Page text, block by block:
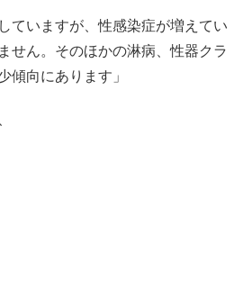
ていますが、性感染症が増えてい
せん。そのほかの淋病、性器クラ
傾向にあります」